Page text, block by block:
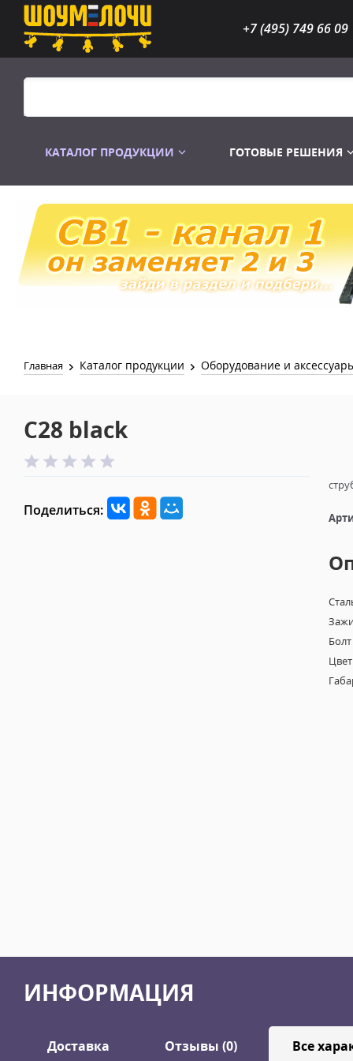
+7 (495) 749 66 09
КАТАЛОГ ПРОДУКЦИИ
Распродажа Лампы
ГОТОВЫЕ РЕШЕНИЯ
Главная Каталог продукции Оборудование и
C28 black
Поделиться:
ИНФОРМАЦИЯ
Доставка Отзывы (0) Все